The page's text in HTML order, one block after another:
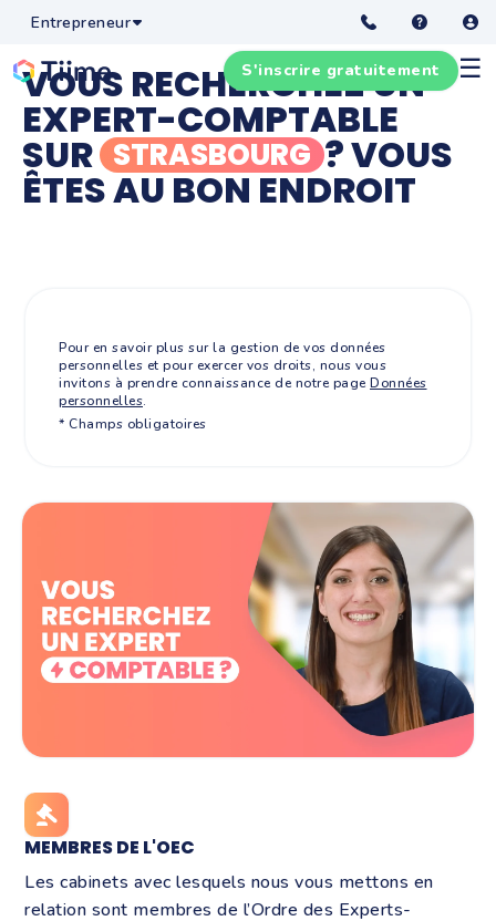
Entrepreneur
☰
S'inscrire gratuitement
VOUS RECHERCHEZ UN
EXPERT-COMPTABLE
SUR STRASBOURG ? VOUS
ÊTES AU BON ENDROIT
Pour en savoir plus sur la gestion de vos données
personnelles et pour exercer vos droits, nous vous
invitons à prendre connaissance de notre page Données
personnelles.
* Champs obligatoires
MEMBRES DE L'OEC
Les cabinets avec lesquels nous vous mettons en
relation sont membres de l’Ordre des Experts-